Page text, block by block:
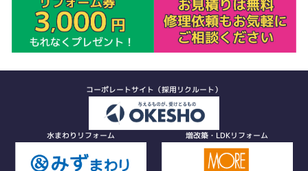
コーポレートサイト（採用リクルート）
水まわりリフォーム 増改築・LDKリフォーム